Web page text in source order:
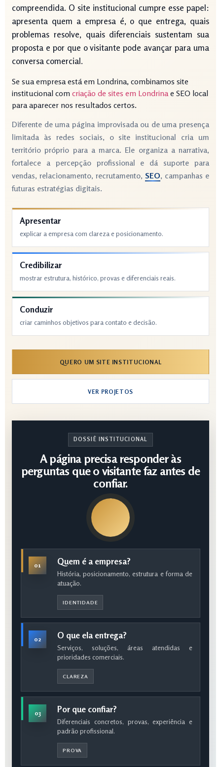
compreendida. O site institucional cumpre esse papel:
apresenta quem a empresa é, o que entrega, quais
problemas resolve, quais diferenciais sustentam sua
proposta e por que o visitante pode avançar para uma
conversa comercial.
Se sua empresa está em Londrina, combinamos site
institucional com criação de sites em Londrinae SEO local
para aparecer nos resultados certos.
Diferente de uma página improvisada ou de uma presença
limitada às redes sociais, o site institucional cria um
território próprio para a marca. Ele organiza a narrativa,
fortalece a percepção profissional e dá suporte para
vendas, relacionamento, recrutamento, SEO, campanhas e
futuras estratégias digitais.
Apresentar
explicar a empresa com clareza e posicionamento.
Credibilizar
mostrar estrutura, histórico, provas e diferenciais reais.
Conduzir
criar caminhos objetivos para contato e decisão.
QUERO UM SITE INSTITUCIONAL
VER PROJETOS
DOSSIÊ INSTITUCIONAL
A página precisa responder às
perguntas que o visitante faz antes de
confiar.
01 Quem é a empresa?
História, posicionamento, estrutura e forma de
atuação.
IDENTIDADE
02 O que ela entrega?
Serviços, soluções, áreas atendidas e
prioridades comerciais.
CLAREZA
03 Por que confiar?
Diferenciais concretos, provas, experiência e
padrão profissional.
PROVA